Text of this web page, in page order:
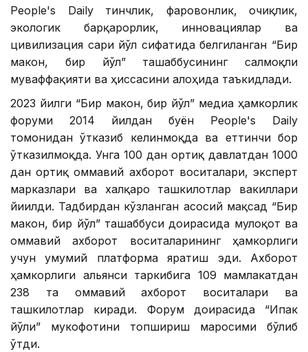
People's Daily тинчлик, фаровонлик, очиқлик,
экологик барқарорлик, инновациялар ва
цивилизация сари йўл сифатида белгиланган “Бир
макон, бир йўл” ташаббусининг салмоқли
муваффақияти ва ҳиссасини алоҳида таъкидлади.
2023 йилги “Бир макон, бир йўл” медиа ҳамкорлик
форуми 2014 йилдан буён People's Daily
томонидан ўтказиб келинмоқда ва еттинчи бор
ўтказилмоқда. Унга 100 дан ортиқ давлатдан 1000
дан ортиқ оммавий ахборот воситалари, эксперт
марказлари ва халқаро ташкилотлар вакиллари
йиғилди. Тадбирдан кўзланган асосий мақсад “Бир
макон, бир йўл” ташаббуси доирасида мулоқот ва
оммавий ахборот воситаларининг ҳамкорлиги
учун умумий платформа яратиш эди. Ахборот
ҳамкорлиги альянси таркибига 109 мамлакатдан
238 та оммавий ахборот воситалари ва
ташкилотлар киради. Форум доирасида “Ипак
йўли” мукофотини топшириш маросими бўлиб
ўтди.